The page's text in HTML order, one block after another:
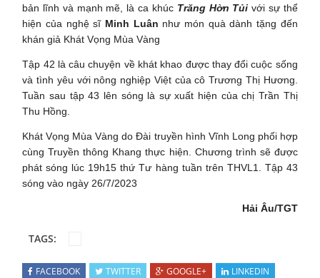
bản lĩnh và mạnh mẽ, là ca khúc Trăng Hờn Tủi với sự thể
hiện của nghệ sĩ Minh Luân như món quà dành tặng đến
khán giả Khát Vọng Mùa Vàng
Tập 42 là câu chuyện về khát khao được thay đổi cuộc sống
và tình yêu với nông nghiệp Việt của cô Trương Thị Hương.
Tuần sau tập 43 lên sóng là sự xuất hiện của chị Trần Thị
Thu Hồng.
Khát Vọng Mùa Vàng do Đài truyền hình Vĩnh Long phối hợp
cùng Truyền thông Khang thực hiện. Chương trình sẽ được
phát sóng lúc 19h15 thứ Tư hàng tuần trên THVL1. Tập 43
sóng vào ngày 26/7/2023
Hải Âu/TGT
TAGS:
FACEBOOK TWITTER GOOGLE+
LINKEDIN